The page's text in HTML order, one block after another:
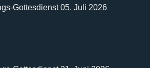
Gottesdienst 05. Juli 2026